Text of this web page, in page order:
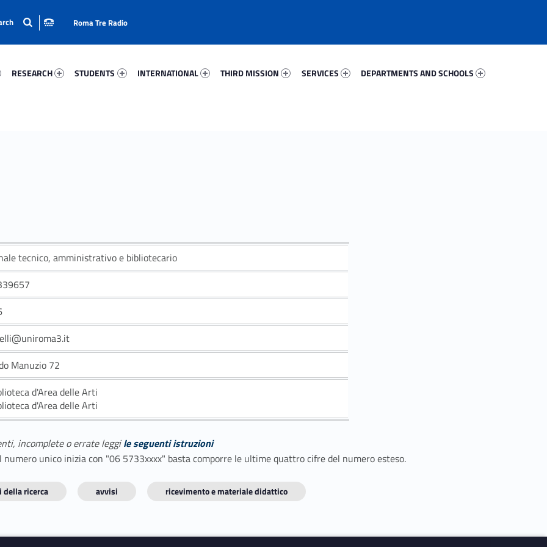
RESEARCH
STUDENTS
INTERNATIONAL
THIRD MISSION
SERVICES
DEPARTMENTS AND SCHOOLS
Roma Tre Radio
tecnico, amministrativo e bibliotecario
Manuzio 72
d'Area delle Arti
d'Area delle Arti
incomplete o errate leggile seguenti istruzioni
unico inizia con "06 5733xxxx" basta comporre le ultime quattro cifre del numero esteso.
ricerca avvisi ricevimento e materiale didattico